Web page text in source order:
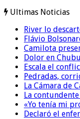
Ultimas Noticias
River lo
Flávio
Camilota
Dolor en
Escala el
Pedradas,
La Cámara de
La
«Yo tenía mi
Declaró el